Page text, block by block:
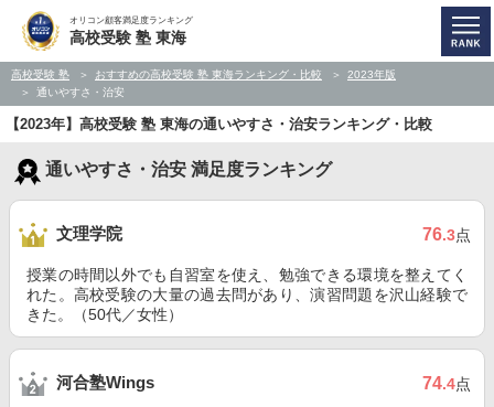
オリコン顧客満足度ランキング
高校受験 塾 東海
高校受験 塾 おすすめの高校受験 塾 東海ランキング・比較
2023年版
通いやすさ・治安
【2023年】高校受験 塾 東海の通いやすさ・治安ランキング・比較
通いやすさ・治安 満足度ランキング
文理学院 76.3点
授業の時間以外でも自習室を使え、勉強できる環境を整えてく
れた。高校受験の大量の過去問があり、演習問題を沢山経験で
きた。（50代／女性）
河合塾Wings 74.4点